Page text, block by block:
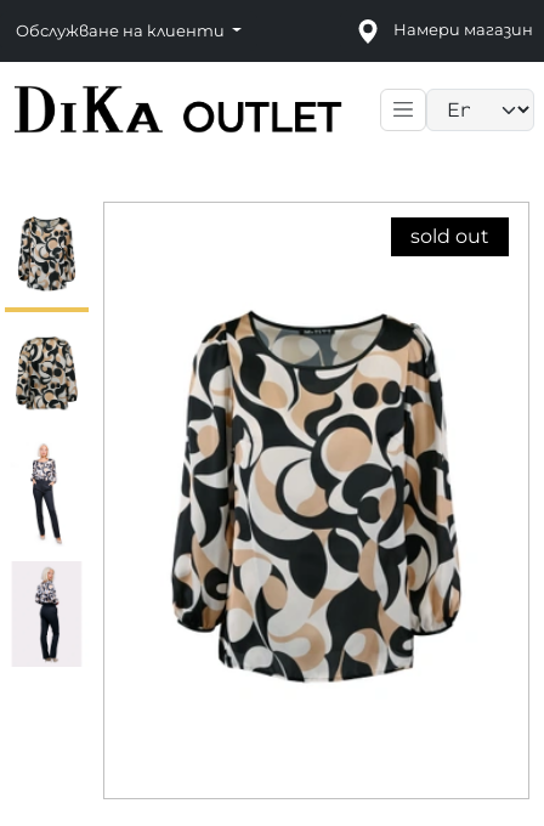
Обслужване на клиенти Намери магазин
sold out